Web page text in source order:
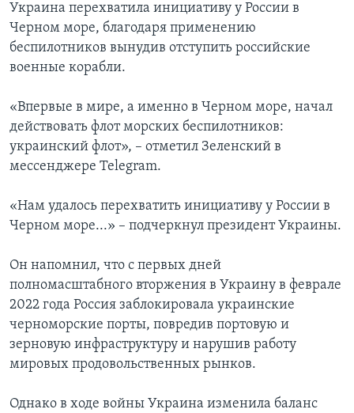
Украина перехватила инициативу у России в
Черном море, благодаря применению
беспилотников вынудив отступить российские
военные корабли.
«Впервые в мире, а именно в Черном море, начал
действовать флот морских беспилотников:
украинский флот», – отметил Зеленский в
мессенджере Telegram.
«Нам удалось перехватить инициативу у России в
Черном море...» – подчеркнул президент Украины.
Он напомнил, что с первых дней
полномасштабного вторжения в Украину в феврале
2022 года Россия заблокировала украинские
черноморские порты, повредив портовую и
зерновую инфраструктуру и нарушив работу
мировых продовольственных рынков.
Однако в ходе войны Украина изменила баланс